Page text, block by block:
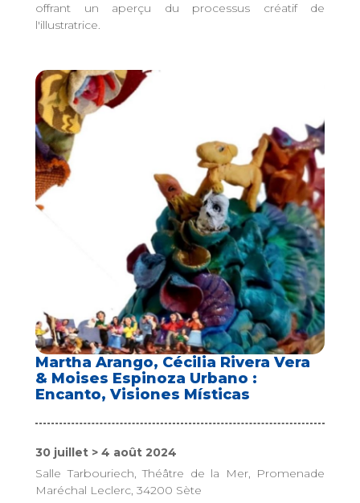
offrant un aperçu du processus créatif de
l'illustratrice.
Martha Arango, Cécilia Rivera Vera
& Moises Espinoza Urbano :
Encanto, Visiones Místicas
30 juillet > 4 août 2024
Salle Tarbouriech, Théâtre de la Mer, Promenade
Maréchal Leclerc, 34200 Sète